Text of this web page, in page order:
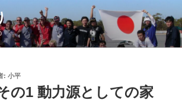
: 小平
の1 動力源としての家